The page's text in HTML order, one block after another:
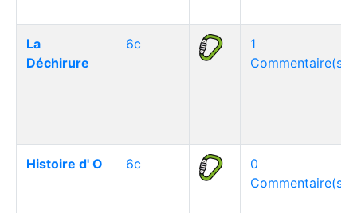
La
Déchirure
6c
1
Commentaire(s)
Histoire d' O 6c
0
Commentaire(s)